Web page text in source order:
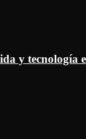
y tecnología